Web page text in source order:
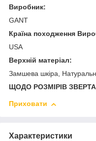
Виробник:
GANT
Країна походження
USA
Верхній матеріал:
Замшева шкіра,
ЩОДО РОЗМІРІВ
Приховати
Характеристики